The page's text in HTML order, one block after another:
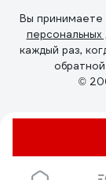
Вы принимаете
персональных
каждый раз,
©